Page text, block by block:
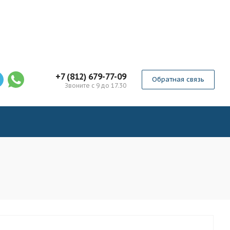
+7 (812) 679-77-09
Звоните с 9 до 17.30
Обратная связь